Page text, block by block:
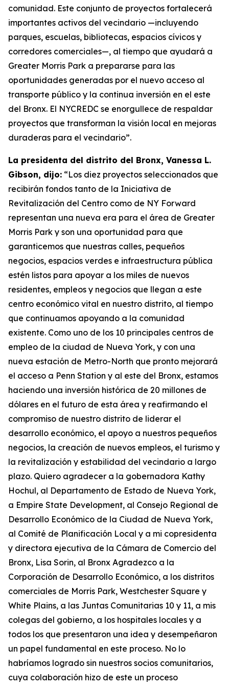
comunidad. Este conjunto de proyectos fortalecerá
importantes activos del vecindario —incluyendo
parques, escuelas, bibliotecas, espacios cívicos y
corredores comerciales—, al tiempo que ayudará a
Greater Morris Park a prepararse para las
oportunidades generadas por el nuevo acceso al
transporte público y la continua inversión en el este
del Bronx. El NYCREDC se enorgullece de respaldar
proyectos que transforman la visión local en mejoras
duraderas para el vecindario”.
La presidenta del distrito del Bronx, Vanessa L.
Gibson, dijo: “Los diez proyectos seleccionados que
recibirán fondos tanto de la Iniciativa de
Revitalización del Centro como de NY Forward
representan una nueva era para el área de Greater
Morris Park y son una oportunidad para que
garanticemos que nuestras calles, pequeños
negocios, espacios verdes e infraestructura pública
estén listos para apoyar a los miles de nuevos
residentes, empleos y negocios que llegan a este
centro económico vital en nuestro distrito, al tiempo
que continuamos apoyando a la comunidad
existente. Como uno de los 10 principales centros de
empleo de la ciudad de Nueva York, y con una
nueva estación de Metro-North que pronto mejorará
el acceso a Penn Station y al este del Bronx, estamos
haciendo una inversión histórica de 20 millones de
dólares en el futuro de esta área y reafirmando el
compromiso de nuestro distrito de liderar el
desarrollo económico, el apoyo a nuestros pequeños
negocios, la creación de nuevos empleos, el turismo y
la revitalización y estabilidad del vecindario a largo
plazo. Quiero agradecer a la gobernadora Kathy
Hochul, al Departamento de Estado de Nueva York,
a Empire State Development, al Consejo Regional de
Desarrollo Económico de la Ciudad de Nueva York,
al Comité de Planificación Local y a mi copresidenta
y directora ejecutiva de la Cámara de Comercio del
Bronx, Lisa Sorin, al Bronx Agradezco a la
Corporación de Desarrollo Económico, a los distritos
comerciales de Morris Park, Westchester Square y
White Plains, a las Juntas Comunitarias 10 y 11, a mis
colegas del gobierno, a los hospitales locales y a
todos los que presentaron una idea y desempeñaron
un papel fundamental en este proceso. No lo
habríamos logrado sin nuestros socios comunitarios,
cuya colaboración hizo de este un proceso